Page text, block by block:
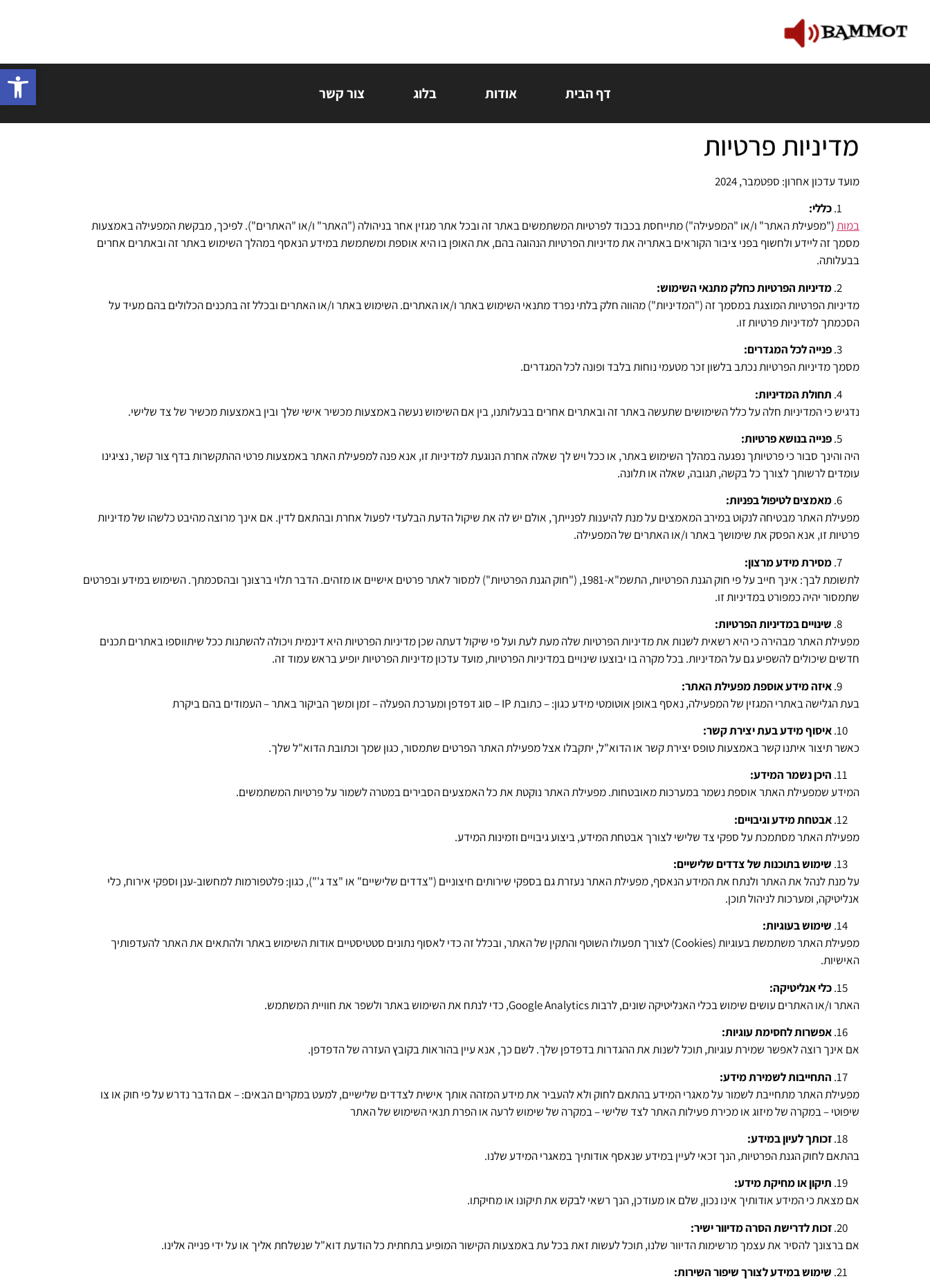
פתח
דף הבית אודות בלוג צור קשר
מדיניות פרטיות
מועד עדכון אחרון: ספטמבר, 2024
כללי:
במות("מפעילת האתר" ו/או "המפעילה") מתייחסת בכבוד לפרטיות המשתמשים באתר זה ובכל אתר מגזין אחר בניהולה ("האתר" ו/או "האתרים"). לפיכך, מבקשת המפעילה באמצעות
מסמך זה ליידע ולחשוף בפני ציבור הקוראים באתריה את מדיניות הפרטיות הנהוגה בהם, את האופן בו היא אוספת ומשתמשת במידע הנאסף במהלך השימוש באתר זה ובאתרים אחרים
בבעלותה.
מדיניות הפרטיות כחלק מתנאי השימוש:
מדיניות הפרטיות המוצגת במסמך זה ("המדיניות") מהווה חלק בלתי נפרד מתנאי השימוש באתר ו/או האתרים. השימוש באתר ו/או האתרים ובכלל זה בתכנים הכלולים בהם מעיד על
הסכמתך למדיניות פרטיות זו.
פנייה לכל המגדרים:
מסמך מדיניות הפרטיות נכתב בלשון זכר מטעמי נוחות בלבד ופונה לכל המגדרים.
תחולת המדיניות:
נדגיש כי המדיניות חלה על כלל השימושים שתעשה באתר זה ובאתרים אחרים בבעלותנו, בין אם השימוש נעשה באמצעות מכשיר אישי שלך ובין באמצעות מכשיר של צד שלישי.
פנייה בנושא פרטיות:
היה והינך סבור כי פרטיותך נפגעה במהלך השימוש באתר, או ככל ויש לך שאלה אחרת הנוגעת למדיניות זו, אנא פנה למפעילת האתר באמצעות פרטי ההתקשרות בדף צור קשר, נציגינו
עומדים לרשותך לצורך כל בקשה, תגובה, שאלה או תלונה.
מאמצים לטיפול בפניות:
מפעילת האתר מבטיחה לנקוט במירב המאמצים על מנת להיענות לפנייתך, אולם יש לה את שיקול הדעת הבלעדי לפעול אחרת ובהתאם לדין. אם אינך מרוצה מהיבט כלשהו של מדיניות
פרטיות זו, אנא הפסק את שימושך באתר ו/או האתרים של המפעילה.
מסירת מידע מרצון:
לתשומת לבך: אינך חייב על פי חוק הגנת הפרטיות, התשמ"א-1981, ("חוק הגנת הפרטיות") למסור לאתר פרטים אישיים או מזהים. הדבר תלוי ברצונך ובהסכמתך. השימוש במידע ובפרטים
שתמסור יהיה כמפורט במדיניות זו.
שינויים במדיניות הפרטיות:
מפעילת האתר מבהירה כי היא רשאית לשנות את מדיניות הפרטיות שלה מעת לעת ועל פי שיקול דעתה שכן מדיניות הפרטיות היא דינמית ויכולה להשתנות ככל שיתווספו באתרים תכנים
חדשים שיכולים להשפיע גם על המדיניות. בכל מקרה בו יבוצעו שינויים במדיניות הפרטיות, מועד עדכון מדיניות הפרטיות יופיע בראש עמוד זה.
איזה מידע אוספת מפעילת האתר:
בעת הגלישה באתרי המגזין של המפעילה, נאסף באופן אוטומטי מידע כגון: – כתובת IP – סוג דפדפן ומערכת הפעלה – זמן ומשך הביקור באתר – העמודים בהם ביקרת
איסוף מידע בעת יצירת קשר:
כאשר תיצור איתנו קשר באמצעות טופס יצירת קשר או הדוא"ל, יתקבלו אצל מפעילת האתר הפרטים שתמסור, כגון שמך וכתובת הדוא"ל שלך.
היכן נשמר המידע:
המידע שמפעילת האתר אוספת נשמר במערכות מאובטחות. מפעילת האתר נוקטת את כל האמצעים הסבירים במטרה לשמור על פרטיות המשתמשים.
אבטחת מידע וגיבויים:
מפעילת האתר מסתמכת על ספקי צד שלישי לצורך אבטחת המידע, ביצוע גיבויים וזמינות המידע.
שימוש בתוכנות של צדדים שלישיים:
על מנת לנהל את האתר ולנתח את המידע הנאסף, מפעילת האתר נעזרת גם בספקי שירותים חיצוניים ("צדדים שלישיים" או "צד ג'"), כגון: פלטפורמות למחשוב-ענן וספקי אירוח, כלי
אנליטיקה, ומערכות לניהול תוכן.
שימוש בעוגיות:
מפעילת האתר משתמשת בעוגיות (Cookies) לצורך תפעולו השוטף והתקין של האתר, ובכלל זה כדי לאסוף נתונים סטטיסטיים אודות השימוש באתר ולהתאים את האתר להעדפותיך
האישיות.
כלי אנליטיקה:
האתר ו/או האתרים עושים שימוש בכלי האנליטיקה שונים, לרבות Google Analytics, כדי לנתח את השימוש באתר ולשפר את חוויית המשתמש.
אפשרות לחסימת עוגיות:
אם אינך רוצה לאפשר שמירת עוגיות, תוכל לשנות את ההגדרות בדפדפן שלך. לשם כך, אנא עיין בהוראות בקובץ העזרה של הדפדפן.
התחייבות לשמירת מידע:
מפעילת האתר מתחייבת לשמור על מאגרי המידע בהתאם לחוק ולא להעביר את מידע המזהה אותך אישית לצדדים שלישיים, למעט במקרים הבאים: – אם הדבר נדרש על פי חוק או צו
שיפוטי – במקרה של מיזוג או מכירת פעילות האתר לצד שלישי – במקרה של שימוש לרעה או הפרת תנאי השימוש של האתר
זכותך לעיון במידע:
בהתאם לחוק הגנת הפרטיות, הנך זכאי לעיין במידע שנאסף אודותיך במאגרי המידע שלנו.
תיקון או מחיקת מידע:
אם מצאת כי המידע אודותיך אינו נכון, שלם או מעודכן, הנך רשאי לבקש את תיקונו או מחיקתו.
זכות לדרישת הסרה מדיוור ישיר:
אם ברצונך להסיר את עצמך מרשימות הדיוור שלנו, תוכל לעשות זאת בכל עת באמצעות הקישור המופיע בתחתית כל הודעת דוא"ל שנשלחת אליך או על ידי פנייה אלינו.
שימוש במידע לצורך שיפור השירות: